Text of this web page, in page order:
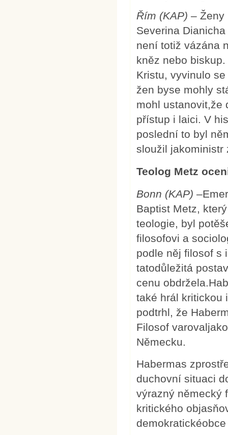
Řím (KAP) – Ženy
Severina
není totiž vázána
kněz nebo
Kristu, vyvinulo
žen byse mohly
mohl ustanovit,že
přístup i laici. V
poslední to byl
sloužil jakoministr
Teolog Metz
Bonn (KAP)
Baptist Metz,
teologie, byl
filosofovi a
podle něj filosof s
tatodůležitá
cenu
také hrál kritickou
podtrhl, že
Filosof
Německu.
Habermas
duchovní situaci
výrazný německý
kritického